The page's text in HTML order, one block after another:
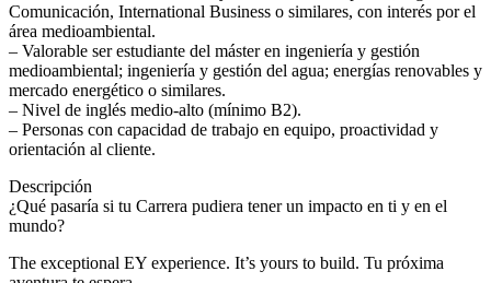
Comunicación, International Business o similares, con interés por el
área medioambiental.
– Valorable ser estudiante del máster en ingeniería y gestión
medioambiental; ingeniería y gestión del agua; energías renovables y
mercado energético o similares.
– Nivel de inglés medio-alto (mínimo B2).
– Personas con capacidad de trabajo en equipo, proactividad y
orientación al cliente.
Descripción
¿Qué pasaría si tu Carrera pudiera tener un impacto en ti y en el
mundo?
The exceptional EY experience. It’s yours to build. Tu próxima